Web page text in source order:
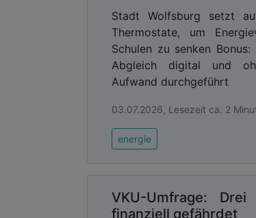
Stadt Wolfsburg setzt
Thermostate, um
Schulen zu senken Bonus:
Abgleich digital und
Aufwand durchgeführt
03.07.2026, Lesezeit ca. 2
energie
VKU-Umfrage:
finanziell gefährdet